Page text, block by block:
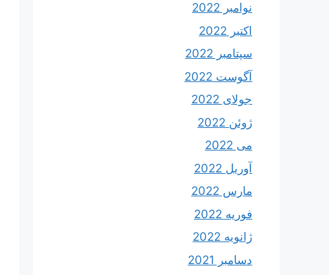
نوامبر 2022
اکتبر 2022
سپتامبر 2022
آگوست 2022
جولای 2022
ژوئن 2022
می 2022
آوریل 2022
مارس 2022
فوریه 2022
ژانویه 2022
دسامبر 2021